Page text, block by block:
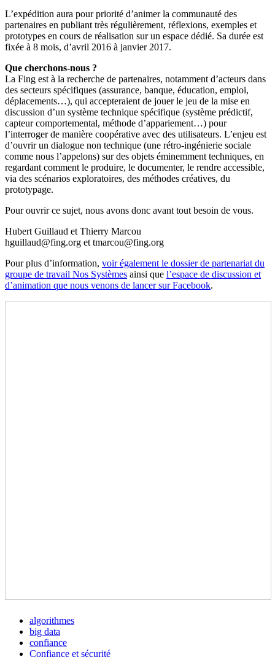
L’expédition aura pour priorité d’animer la communauté des
partenaires en publiant très régulièrement, réflexions, exemples et
prototypes en cours de réalisation sur un espace dédié. Sa durée est
fixée à 8 mois, d’avril 2016 à janvier 2017.
Que cherchons-nous ?
La Fing est à la recherche de partenaires, notamment d’acteurs dans
des secteurs spécifiques (assurance, banque, éducation, emploi,
déplacements…), qui accepteraient de jouer le jeu de la mise en
discussion d’un système technique spécifique (système prédictif,
capteur comportemental, méthode d’appariement…) pour
l’interroger de manière coopérative avec des utilisateurs. L’enjeu est
d’ouvrir un dialogue non technique (une rétro-ingénierie sociale
comme nous l’appelons) sur des objets éminemment techniques, en
regardant comment le produire, le documenter, le rendre accessible,
via des scénarios exploratoires, des méthodes créatives, du
prototypage.
Pour ouvrir ce sujet, nous avons donc avant tout besoin de vous.
Hubert Guillaud et Thierry Marcou
hguillaud@fing.org et tmarcou@fing.org
Pour plus d’information, voir également le dossier de partenariat du
groupe de travail Nos Systèmes ainsi que l’espace de discussion et
d’animation que nous venons de lancer sur Facebook.
algorithmes
big data
confiance
Confiance et sécurité